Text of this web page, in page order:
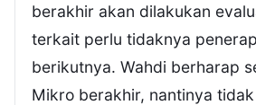
berakhir akan dilakukan
terkait perlu tidaknya
berikutnya. Wahdi berharap
Mikro berakhir, nantinya